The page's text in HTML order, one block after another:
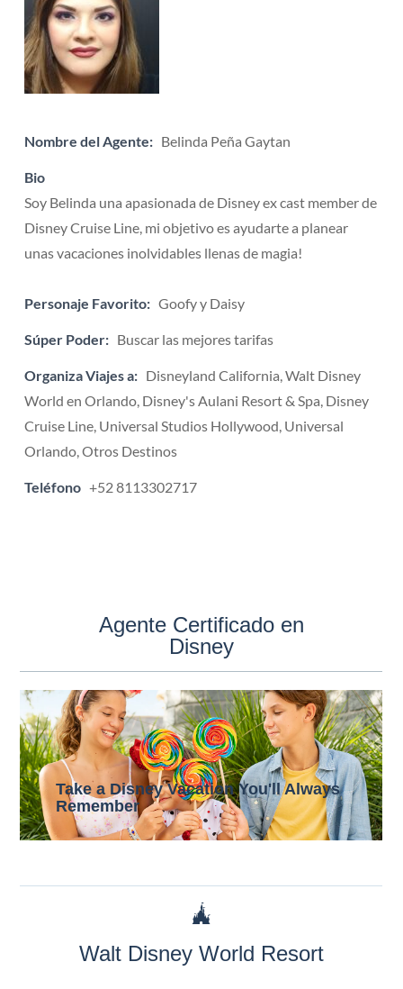
Nombre del Agente: Belinda Peña Gaytan
Bio
Soy Belinda una apasionada de Disney ex cast member de
Disney Cruise Line, mi objetivo es ayudarte a planear
unas vacaciones inolvidables llenas de magia!
Personaje Favorito: Goofy y Daisy
Súper Poder: Buscar las mejores tarifas
Organiza Viajes a: Disneyland California, Walt Disney
World en Orlando, Disney's Aulani Resort & Spa, Disney
Cruise Line, Universal Studios Hollywood, Universal
Orlando, Otros Destinos
Teléfono +52 8113302717